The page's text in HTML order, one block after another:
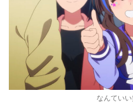
なんてい